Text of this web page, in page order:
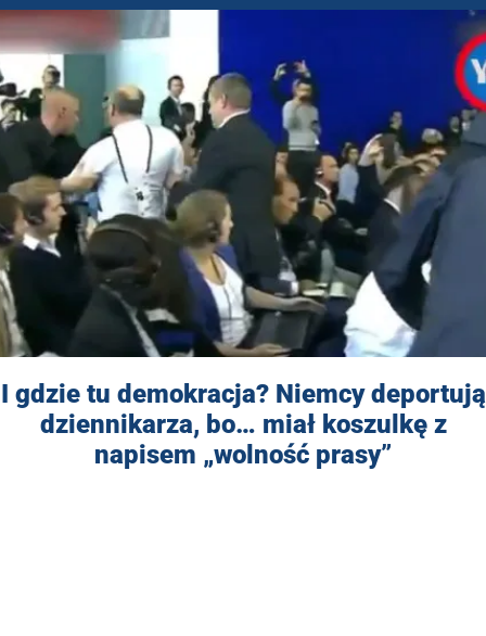
I gdzie tu demokracja? Niemcy deportują
dziennikarza, bo… miał koszulkę z
napisem „wolność prasy”